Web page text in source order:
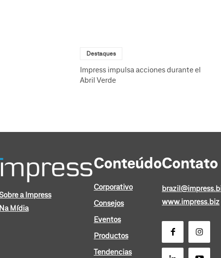
Destaques
Impress impulsa acciones durante el
Abril Verde
a Impress
Mídia
Conteúdo
Corporativo
Consejos
Eventos
Productos
Tendencias
Contato
www.impress.biz